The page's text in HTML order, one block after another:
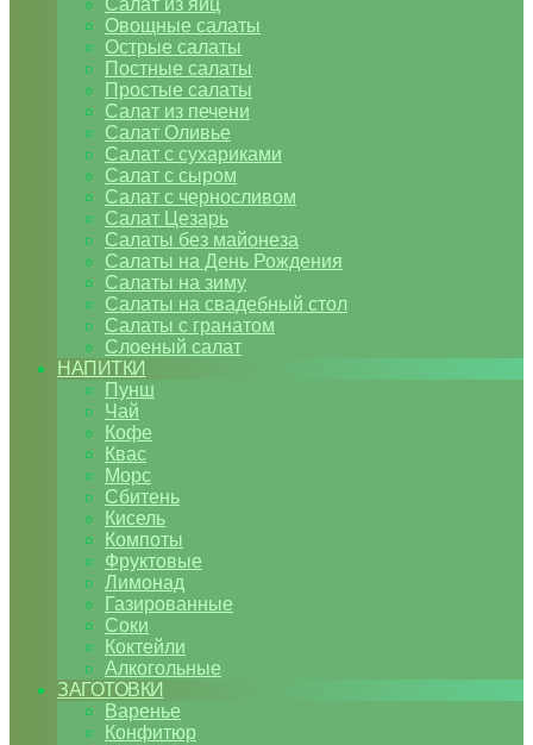
Салат из яиц
Овощные салаты
Острые салаты
Постные салаты
Простые салаты
Салат из печени
Салат Оливье
Салат с сухариками
Салат с сыром
Салат с черносливом
Салат Цезарь
Салаты без майонеза
Салаты на День Рождения
Салаты на зиму
Салаты на свадебный стол
Салаты с гранатом
Слоеный салат
НАПИТКИ
Пунш
Чай
Кофе
Квас
Морс
Сбитень
Кисель
Компоты
Фруктовые
Лимонад
Газированные
Соки
Коктейли
Алкогольные
ЗАГОТОВКИ
Варенье
Конфитюр